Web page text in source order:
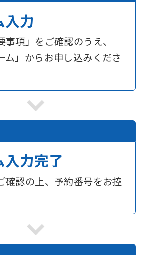
入力
事項」をご確認のうえ、
ム」からお申し込みくださ
入力完了
確認の上、予約番号をお控